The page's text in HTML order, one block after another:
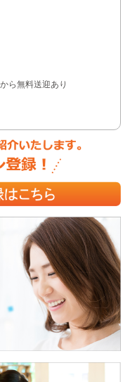
ら無料送迎あり